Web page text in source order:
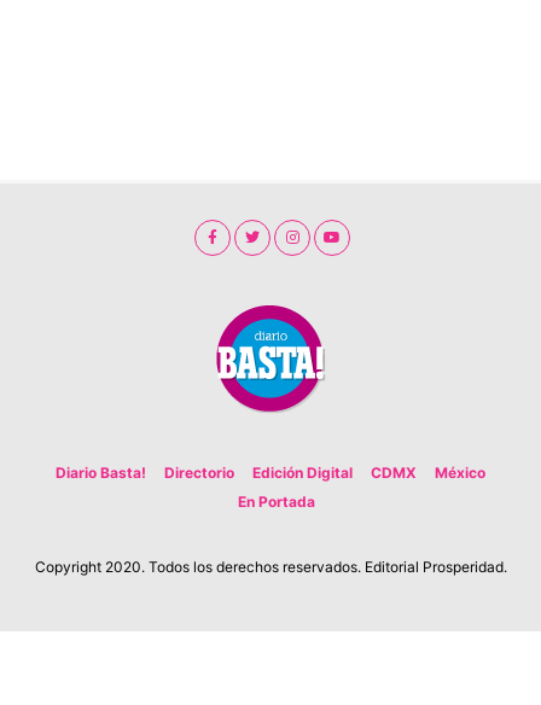
Diario Basta! Directorio Edición Digital CDMX
México
En Portada
Copyright 2020. Todos los derechos reservados. Editorial Prosperidad.